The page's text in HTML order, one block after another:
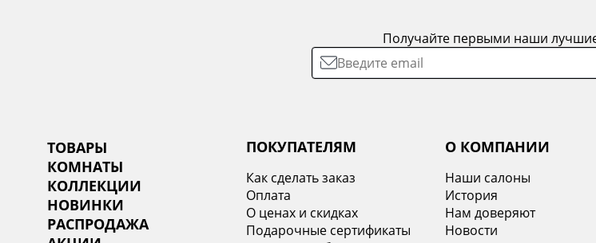
Получайте первыми наши
ТОВАРЫ
КОМНАТЫ
КОЛЛЕКЦИИ
НОВИНКИ
РАСПРОДАЖА
ПОКУПАТЕЛЯМ
Как сделать заказ
Оплата
О ценах и скидках
Подарочные сертификаты
О КОМПАНИИ
Наши салоны
История
Нам доверяют
Новости